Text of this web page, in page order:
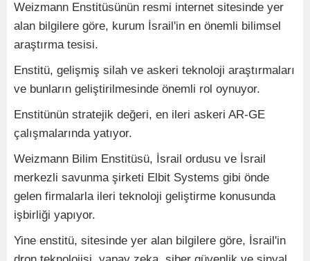
Weizmann Enstitüsünün resmi internet sitesinde yer
alan bilgilere göre, kurum İsrail'in en önemli bilimsel
araştırma tesisi.
Enstitü, gelişmiş silah ve askeri teknoloji araştırmaları
ve bunların geliştirilmesinde önemli rol oynuyor.
Enstitünün stratejik değeri, en ileri askeri AR-GE
çalışmalarında yatıyor.
Weizmann Bilim Enstitüsü, İsrail ordusu ve İsrail
merkezli savunma şirketi Elbit Systems gibi önde
gelen firmalarla ileri teknoloji geliştirme konusunda
işbirliği yapıyor.
Yine enstitü, sitesinde yer alan bilgilere göre, İsrail'in